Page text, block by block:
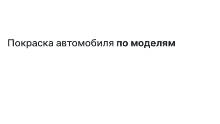
Покраска автомобиля по моделям